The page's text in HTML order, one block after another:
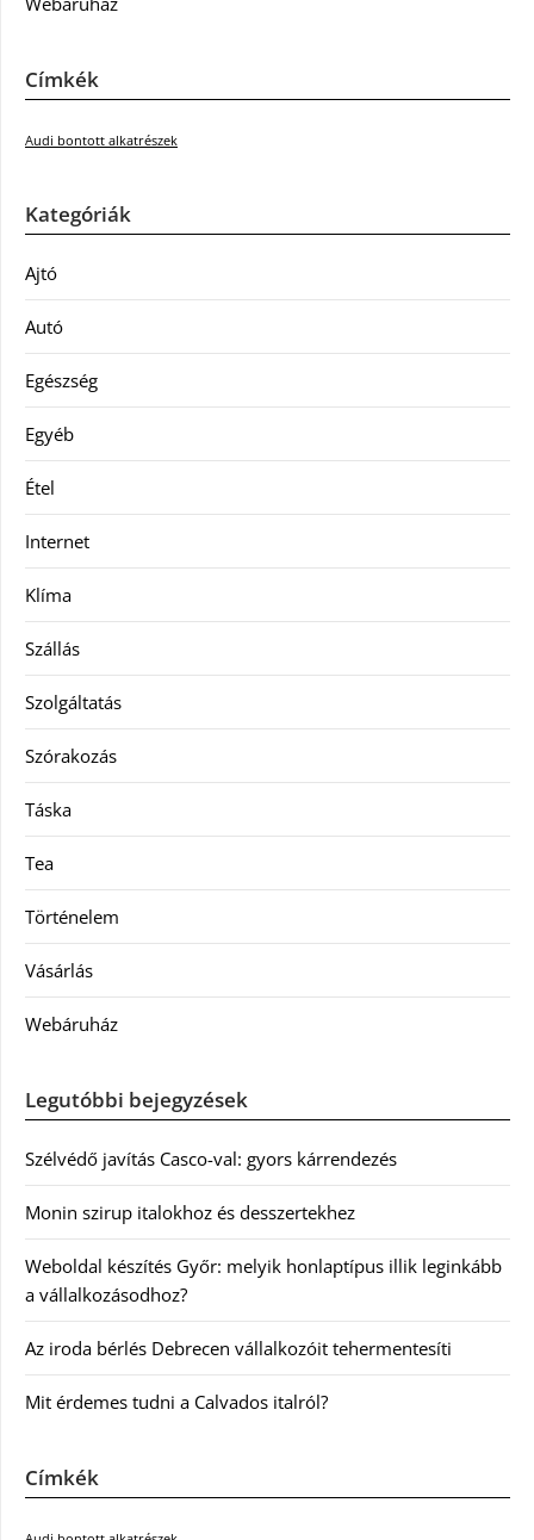
Címkék
Audi bontott alkatrészek
Kategóriák
Ajtó
Autó
Egészség
Egyéb
Étel
Internet
Klíma
Szállás
Szolgáltatás
Szórakozás
Táska
Tea
Történelem
Vásárlás
Webáruház
Legutóbbi bejegyzések
Szélvédő javítás Casco-val: gyors kárrendezés
Monin szirup italokhoz és desszertekhez
Weboldal készítés Győr: melyik honlaptípus illik leginkább
a vállalkozásodhoz?
Az iroda bérlés Debrecen vállalkozóit tehermentesíti
Mit érdemes tudni a Calvados italról?
Címkék